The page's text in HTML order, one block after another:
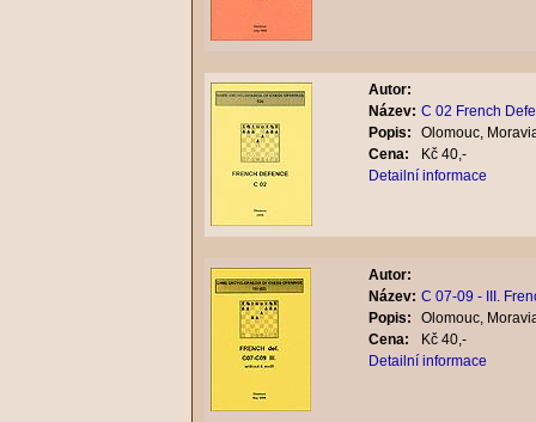
Autor:
Název: C 02 French
Popis:
Olomouc,
Cena:
Kč 40,-
Detailní informace
Autor:
Název: C 07-09 - III.
Popis:
Olomouc,
Cena:
Kč 40,-
Detailní informace